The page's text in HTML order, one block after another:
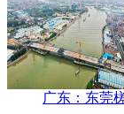
广东：东莞